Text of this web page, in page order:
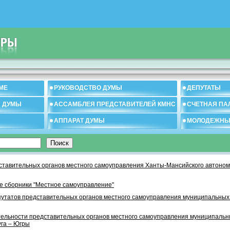
РУКОВОДСТВО ДУМЫ ДЕПУТАТЫ
ДУМЫ АССАМБЛЕЯ ПРЕДСТАВИТЕЛЕЙ КМНС СЧЕТНАЯ
АППАРАТ ДУМЫ
органов местного самоуправления Ханты-Мансийского
"Местное самоуправление"
представительных органов местного самоуправления
представительных органов местного самоуправления
– Югры